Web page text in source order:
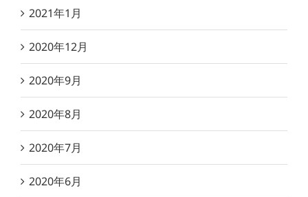
2021年1月
2020年12月
2020年9月
2020年8月
2020年7月
2020年6月